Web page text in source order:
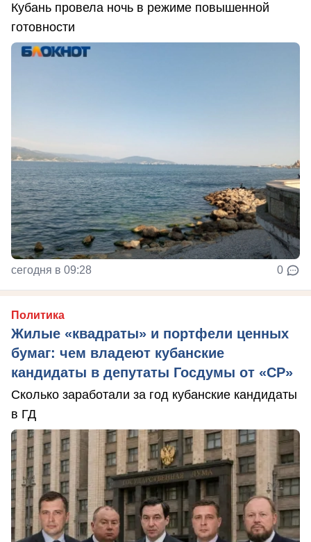
Кубань провела ночь в режиме повышенной
готовности
сегодня в 09:28 0
Политика
Жилые «квадраты» и портфели ценных
бумаг: чем владеют кубанские
кандидаты в депутаты Госдумы от «СР»
Сколько заработали за год кубанские кандидаты
в ГД